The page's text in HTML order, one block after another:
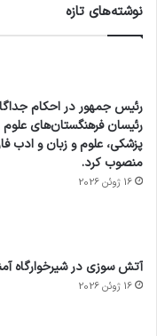
نوشته‌های تازه
رئیس جمهور در احکام
رئیسان فرهنگستان‌های علوم
پزشکی، علوم و زبان و ادب
منصوب کرد.
16 ژوئن 2026
آتش سوزی در شیرخوارگاه
16 ژوئن 2026
برای
کشف
توسط
مجازی
…